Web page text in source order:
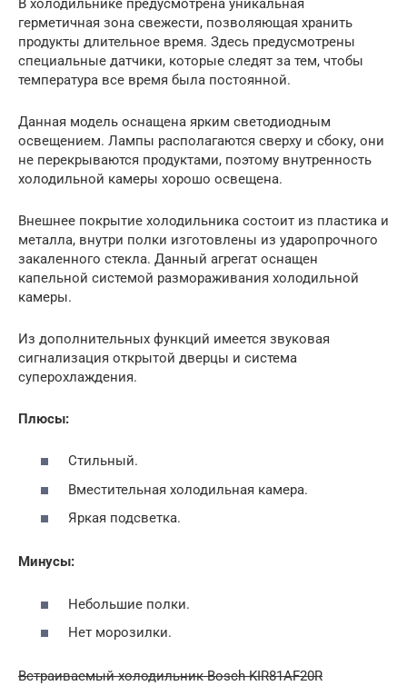
В холодильнике предусмотрена уникальная
герметичная зона свежести, позволяющая хранить
продукты длительное время. Здесь предусмотрены
специальные датчики, которые следят за тем, чтобы
температура все время была постоянной.
Данная модель оснащена ярким светодиодным
освещением. Лампы располагаются сверху и сбоку, они
не перекрываются продуктами, поэтому внутренность
холодильной камеры хорошо освещена.
Внешнее покрытие холодильника состоит из пластика и
металла, внутри полки изготовлены из ударопрочного
закаленного стекла. Данный агрегат оснащен
капельной системой размораживания холодильной
камеры.
Из дополнительных функций имеется звуковая
сигнализация открытой дверцы и система
суперохлаждения.
Плюсы:
Стильный.
Вместительная холодильная камера.
Яркая подсветка.
Минусы:
Небольшие полки.
Нет морозилки.
Встраиваемый холодильник Bosch KIR81AF20R